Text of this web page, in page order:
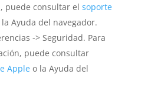
puede consultar el soporte
Ayuda del navegador.
-> Seguridad. Para
puede consultar
Appleo la Ayuda del